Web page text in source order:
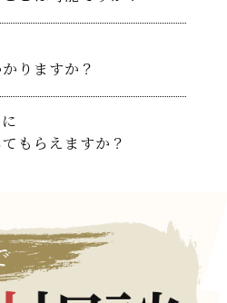
りますか？
もらえますか？